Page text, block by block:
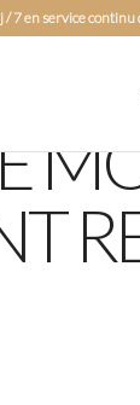
/ 7 en service continu